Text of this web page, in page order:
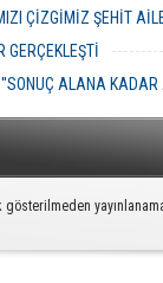
ÇİZGİMİZ ŞEHİT
ALANA
gösterilmeden